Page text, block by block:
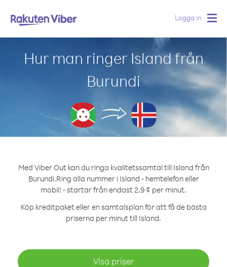
Logga in
Hur man ringer Island från
Burundi
Med Viber Out kan du ringa kvalitetssamtal till Island från
Burundi.Ring alla nummer i Island - hemtelefon eller
mobil! - startar från endast 2.9 ¢ per minut.
Köp kreditpaket eller en samtalsplan för att få de bästa
priserna per minut till Island.
Visa priser